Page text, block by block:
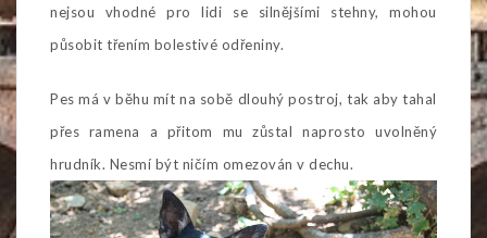
nejsou vhodné pro lidi se silnějšími stehny, mohou
působit třením bolestivé odřeniny.
Pes má v běhu mít na sobě dlouhý postroj, tak aby tahal
přes ramena a přitom mu zůstal naprosto uvolněný
hrudník. Nesmí být ničím omezován v dechu.